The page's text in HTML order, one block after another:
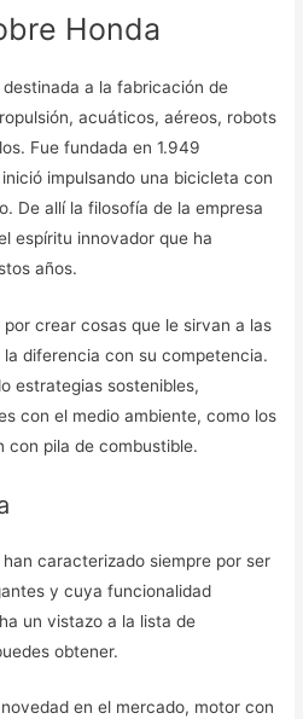
Honda
destinada a la fabricación de
acuáticos, aéreos, robots
Fue fundada en 1.949
impulsando una bicicleta con
De allí la filosofía de la empresa
espíritu innovador que ha
años.
crear cosas que le sirvan a las
diferencia con su competencia.
estrategias sostenibles,
con el medio ambiente, como los
con pila de combustible.
han caracterizado siempre por ser
y cuya funcionalidad
un vistazo a la lista de
obtener.
en el mercado, motor con